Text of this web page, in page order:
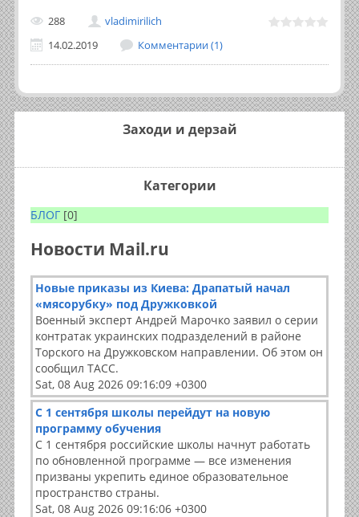
288
vladimirilich
14.02.2019
Комментарии (1)
Заходи и дерзай
Категории
БЛОГ [0]
Новости Mail.ru
Новые приказы из Киева: Драпатый начал
«мясорубку» под Дружковкой
Военный эксперт Андрей Марочко заявил о серии
контратак украинских подразделений в районе
Торского на Дружковском направлении. Об этом он
сообщил ТАСС.
Sat, 08 Aug 2026 09:16:09 +0300
С 1 сентября школы перейдут на новую
программу обучения
С 1 сентября российские школы начнут работать
по обновленной программе — все изменения
призваны укрепить единое образовательное
пространство страны.
Sat, 08 Aug 2026 09:16:06 +0300